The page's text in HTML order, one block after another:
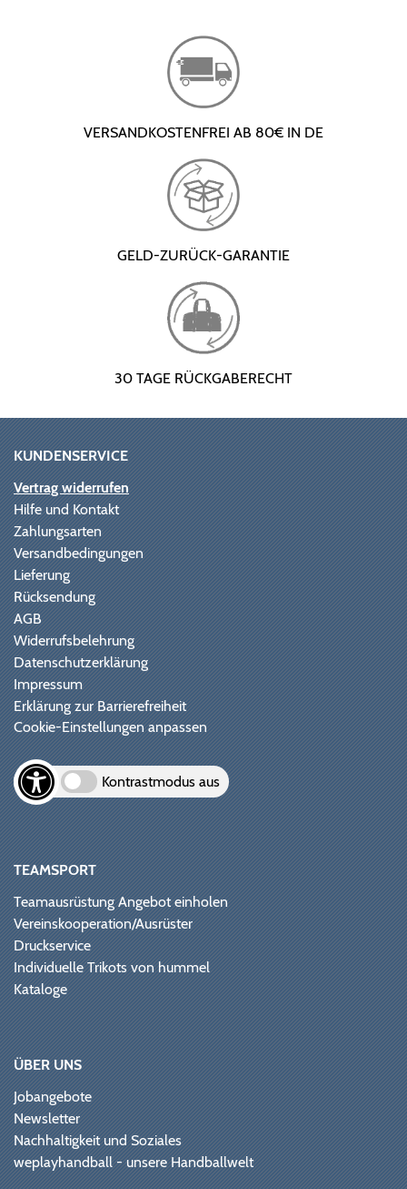
VERSANDKOSTENFREI AB 80€ IN DE
GELD-ZURÜCK-GARANTIE
30 TAGE RÜCKGABERECHT
KUNDENSERVICE
Vertrag widerrufen
Hilfe und Kontakt
Zahlungsarten
Versandbedingungen
Lieferung
Rücksendung
AGB
Widerrufsbelehrung
Datenschutzerklärung
Impressum
Erklärung zur Barrierefreiheit
Cookie-Einstellungen anpassen
Kontrastmodus aus
TEAMSPORT
Teamausrüstung Angebot einholen
Vereinskooperation/Ausrüster
Druckservice
Individuelle Trikots von hummel
Kataloge
ÜBER UNS
Jobangebote
Newsletter
Nachhaltigkeit und Soziales
weplayhandball - unsere Handballwelt